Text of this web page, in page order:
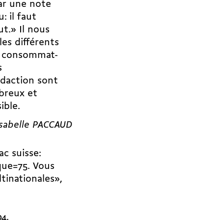
une note
il faut
Il nous
différents
sont
et
PACCAUD
suisse:
. Vous